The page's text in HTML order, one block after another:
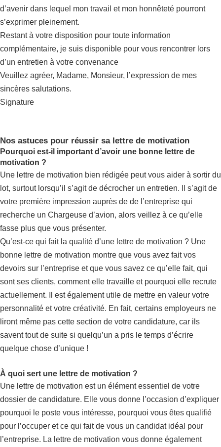
d’avenir dans lequel mon travail et mon honnêteté pourront
s’exprimer pleinement.
Restant à votre disposition pour toute information
complémentaire, je suis disponible pour vous rencontrer lors
d’un entretien à votre convenance
Veuillez agréer, Madame, Monsieur, l’expression de mes
sincères salutations.
Signature
Nos astuces pour réussir sa lettre de motivation
Pourquoi est-il important d’avoir une bonne lettre de
motivation ?
Une lettre de motivation bien rédigée peut vous aider à sortir du
lot, surtout lorsqu’il s’agit de décrocher un entretien. Il s’agit de
votre première impression auprès de de l’entreprise qui
recherche un Chargeuse d’avion, alors veillez à ce qu’elle
fasse plus que vous présenter.
Qu’est-ce qui fait la qualité d’une lettre de motivation ? Une
bonne lettre de motivation montre que vous avez fait vos
devoirs sur l’entreprise et que vous savez ce qu’elle fait, qui
sont ses clients, comment elle travaille et pourquoi elle recrute
actuellement. Il est également utile de mettre en valeur votre
personnalité et votre créativité. En fait, certains employeurs ne
liront même pas cette section de votre candidature, car ils
savent tout de suite si quelqu’un a pris le temps d’écrire
quelque chose d’unique !
À quoi sert une lettre de motivation ?
Une lettre de motivation est un élément essentiel de votre
dossier de candidature. Elle vous donne l’occasion d’expliquer
pourquoi le poste vous intéresse, pourquoi vous êtes qualifié
pour l’occuper et ce qui fait de vous un candidat idéal pour
l’entreprise. La lettre de motivation vous donne également